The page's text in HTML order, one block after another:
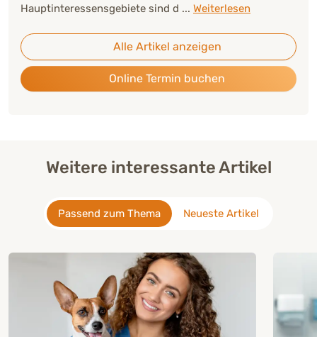
Hauptinteressensgebiete sind d ... Weiterlesen
Alle Artikel anzeigen
Online Termin buchen
Weitere interessante Artikel
Passend zum Thema Neueste Artikel